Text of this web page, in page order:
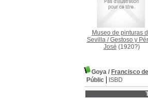
Museo de pinturas
Sevilla/Gestoso y
José (1920?)
Goya / Francisco
Públic
ISBD